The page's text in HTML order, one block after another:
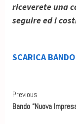
riceverete una
seguire ed i
SCARICA BANDO
Previous
Bando “Nuova